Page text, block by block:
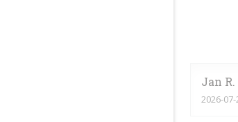
Jan R
2026-